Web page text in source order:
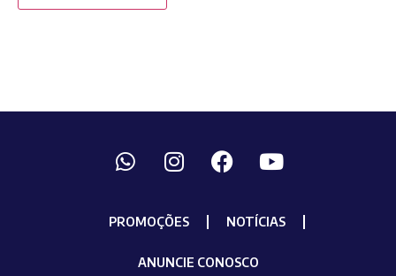
PROMOÇÕES NOTÍCIAS
ANUNCIE CONOSCO